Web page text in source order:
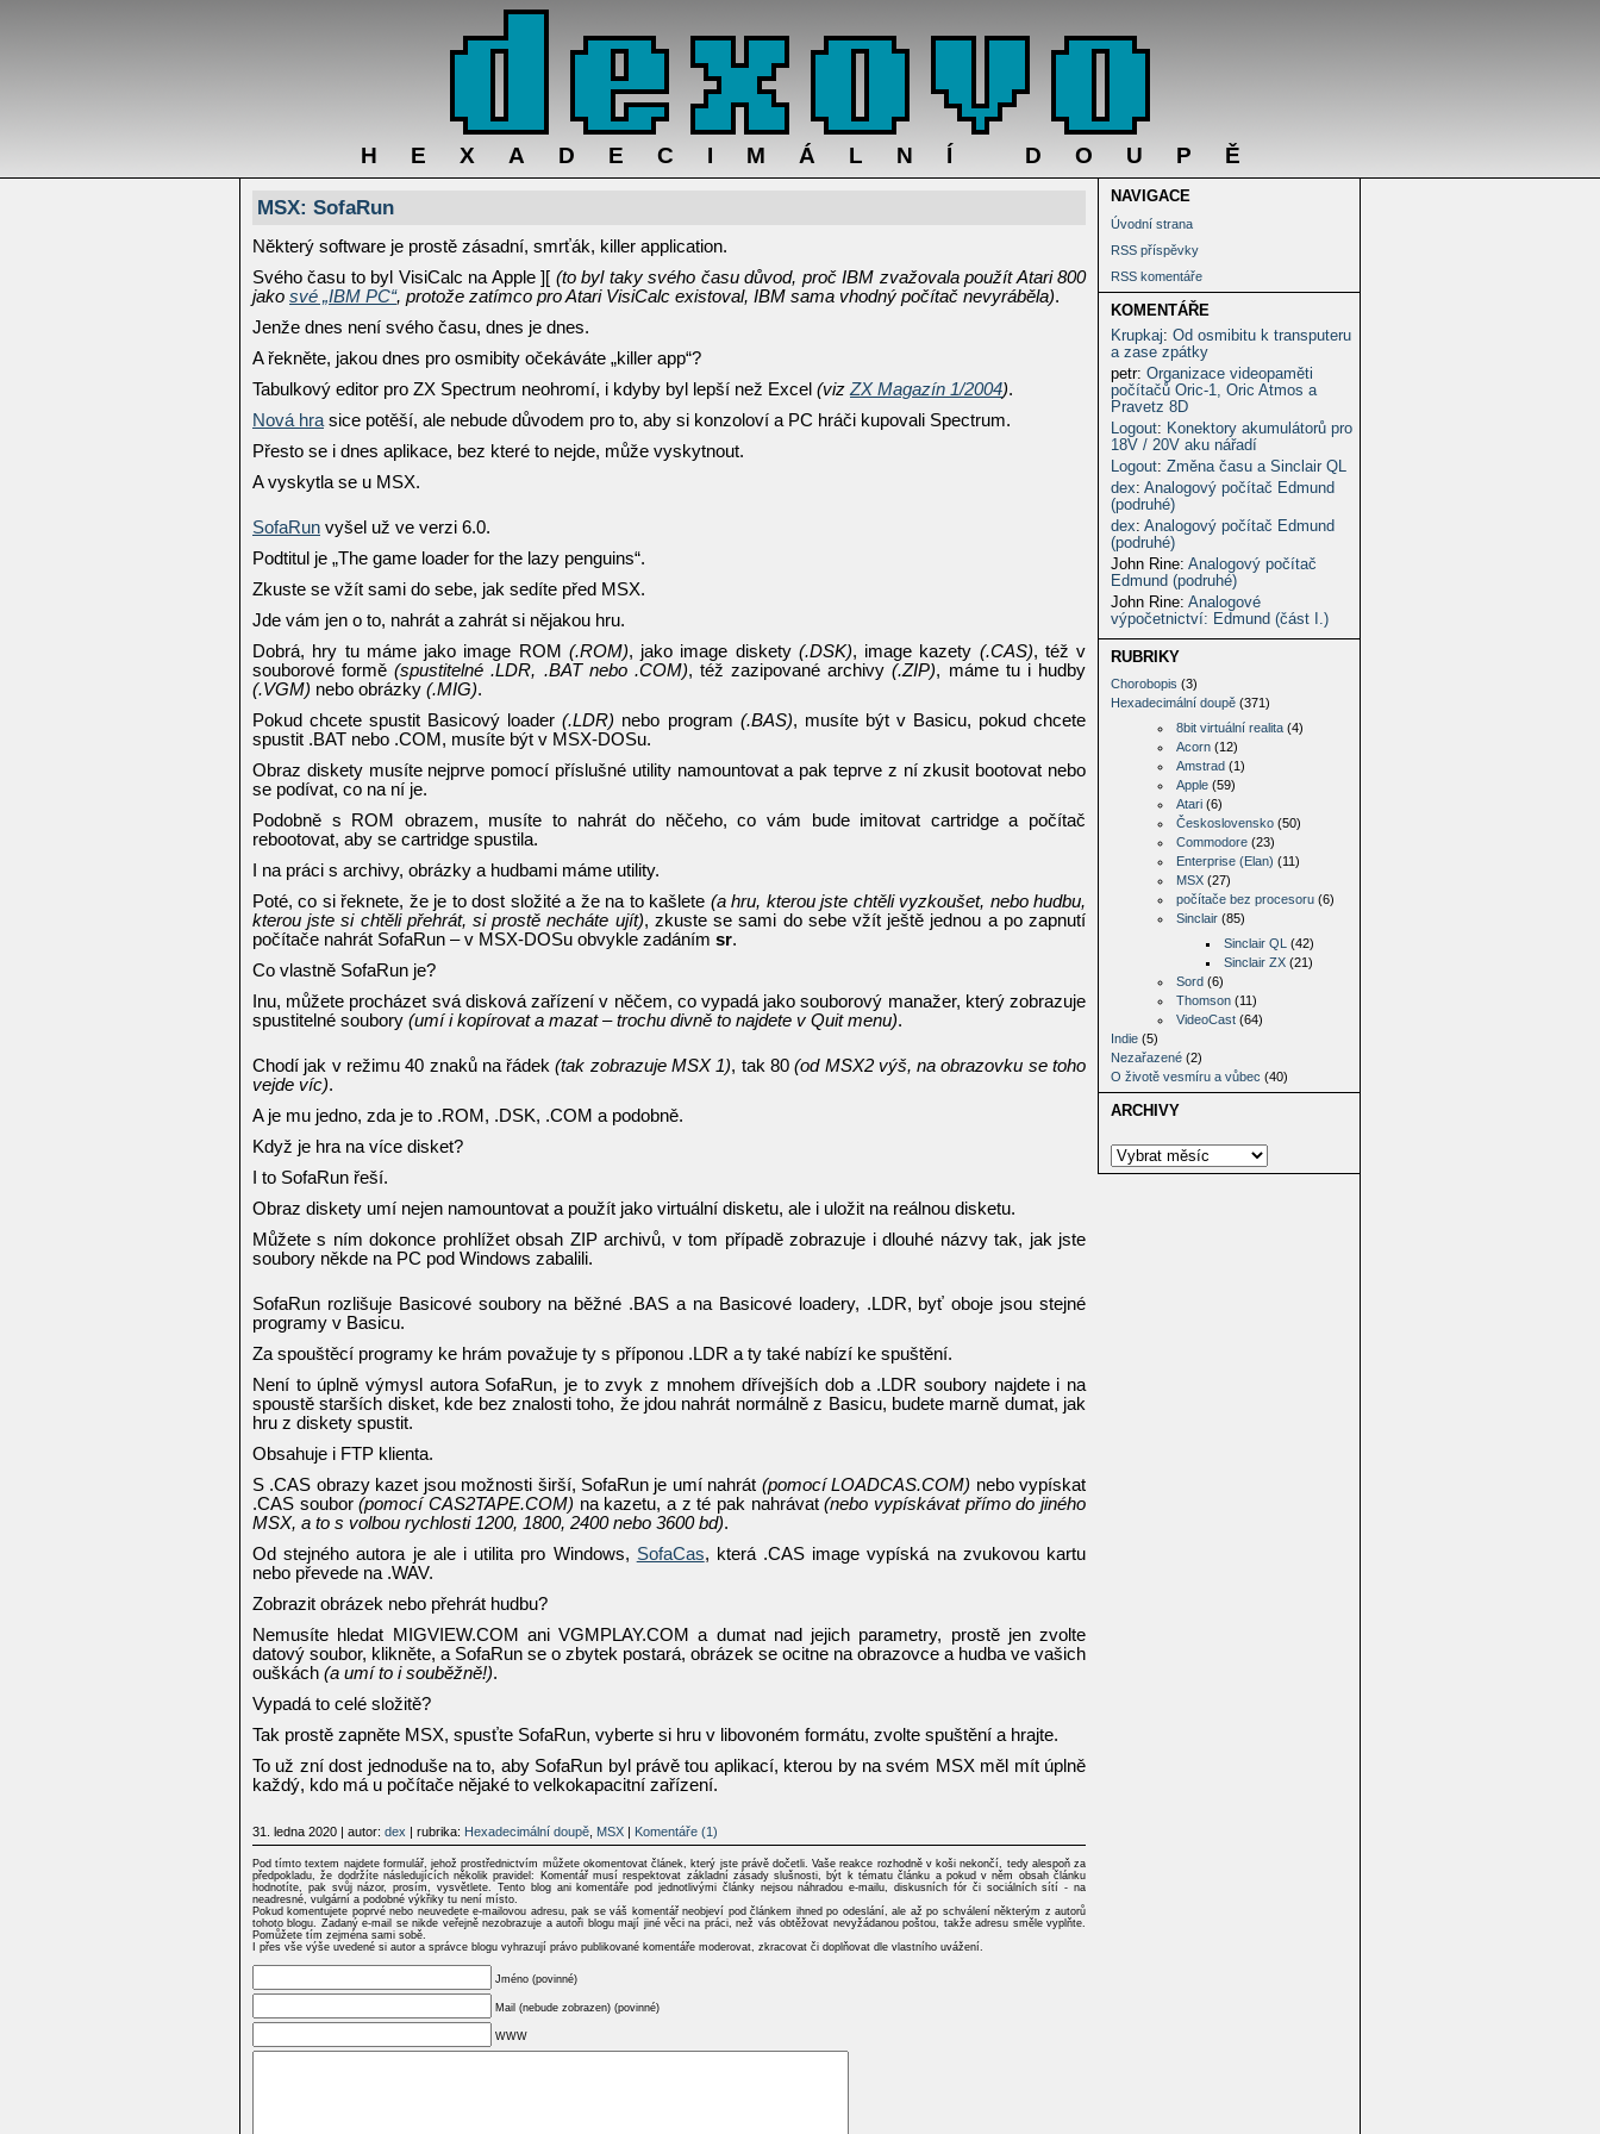
HEXADECIMÁLNÍ DOUPĚ
NAVIGACE
Úvodní strana
RSS příspěvky
RSS komentáře
KOMENTÁŘE
Krupkaj: Od osmibitu k transputeru
a zase zpátky
petr: Organizace videopaměti
počítačů Oric-1, Oric Atmos a
Pravetz 8D
Logout: Konektory akumulátorů pro
18V / 20V aku nářadí
Logout: Změna času a Sinclair QL
dex: Analogový počítač Edmund
(podruhé)
dex: Analogový počítač Edmund
(podruhé)
John Rine: Analogový počítač
Edmund (podruhé)
John Rine: Analogové
výpočetnictví: Edmund (část I.)
RUBRIKY
Chorobopis (3)
Hexadecimální doupě (371)
8bit virtuální realita(4)
Acorn(12)
Amstrad(1)
Apple(59)
Atari(6)
Československo(50)
Commodore(23)
Enterprise (Elan) (11)
MSX(27)
počítače bez procesoru(6)
Sinclair(85)
Sinclair QL (42)
Sinclair ZX(21)
Sord(6)
Thomson(11)
VideoCast(64)
Indie (5)
Nezařazené (2)
O životě vesmíru a vůbec (40)
ARCHIVY
MSX: SofaRun
Některý software je prostě zásadní, smrťák, killer application.
Svého času to byl VisiCalc na Apple ][ (to byl taky svého času důvod, proč IBM zvažovala použít Atari 800
jako své „IBM PC“, protože zatímco pro Atari VisiCalc existoval, IBM sama vhodný počítač nevyráběla).
Jenže dnes není svého času, dnes je dnes.
A řekněte, jakou dnes pro osmibity očekáváte „killer app“?
Tabulkový editor pro ZX Spectrum neohromí, i kdyby byl lepší než Excel (viz ZX Magazín 1/2004).
Nová hra sice potěší, ale nebude důvodem pro to, aby si konzoloví a PC hráči kupovali Spectrum.
Přesto se i dnes aplikace, bez které to nejde, může vyskytnout.
A vyskytla se u MSX.
SofaRun vyšel už ve verzi 6.0.
Podtitul je „The game loader for the lazy penguins“.
Zkuste se vžít sami do sebe, jak sedíte před MSX.
Jde vám jen o to, nahrát a zahrát si nějakou hru.
Dobrá, hry tu máme jako image ROM (.ROM), jako image diskety (.DSK), image kazety (.CAS), též v
souborové formě(spustitelné .LDR, .BAT nebo .COM), též zazipované archivy(.ZIP), máme tu i hudby
(.VGM) nebo obrázky (.MIG).
Pokud chcete spustit Basicový loader(.LDR) nebo program (.BAS), musíte být v Basicu, pokud chcete
spustit .BAT nebo .COM, musíte být v MSX-DOSu.
Obraz diskety musíte nejprve pomocí příslušné utility namountovat a pak teprve z ní zkusit bootovat nebo
se podívat, co na ní je.
Podobně s ROM obrazem, musíte to nahrát do něčeho, co vám bude imitovat cartridge a počítač
rebootovat, aby se cartridge spustila.
I na práci s archivy, obrázky a hudbami máme utility.
Poté, co si řeknete, že je to dost složité a že na to kašlete (a hru, kterou jste chtěli vyzkoušet, nebo hudbu,
kterou jste si chtěli přehrát, si prostě necháte ujít), zkuste se sami do sebe vžít ještě jednou a po zapnutí
počítače nahrát SofaRun – v MSX-DOSu obvykle zadáním sr.
Co vlastně SofaRun je?
Inu, můžete procházet svá disková zařízení v něčem, co vypadá jako souborový manažer, který zobrazuje
spustitelné soubory (umí i kopírovat a mazat – trochu divně to najdete v Quit menu).
Chodí jak v režimu 40 znaků na řádek(tak zobrazuje MSX 1), tak 80(od MSX2 výš, na obrazovku se toho
vejde víc).
A je mu jedno, zda je to .ROM, .DSK, .COM a podobně.
Když je hra na více disket?
I to SofaRun řeší.
Obraz diskety umí nejen namountovat a použít jako virtuální disketu, ale i uložit na reálnou disketu.
Můžete s ním dokonce prohlížet obsah ZIP archivů, v tom případě zobrazuje i dlouhé názvy tak, jak jste
soubory někde na PC pod Windows zabalili.
SofaRun rozlišuje Basicové soubory na běžné .BAS a na Basicové loadery, .LDR, byť oboje jsou stejné
programy v Basicu.
Za spouštěcí programy ke hrám považuje ty s příponou .LDR a ty také nabízí ke spuštění.
Není to úplně výmysl autora SofaRun, je to zvyk z mnohem dřívejších dob a .LDR soubory najdete i na
spoustě starších disket, kde bez znalosti toho, že jdou nahrát normálně z Basicu, budete marně dumat, jak
hru z diskety spustit.
Obsahuje i FTP klienta.
S .CAS obrazy kazet jsou možnosti širší, SofaRun je umí nahrát (pomocí LOADCAS.COM) nebo vypískat
.CAS soubor(pomocí CAS2TAPE.COM) na kazetu, a z té pak nahrávat(nebo vypískávat přímo do jiného
MSX, a to s volbou rychlosti 1200, 1800, 2400 nebo 3600 bd).
Od stejného autora je ale i utilita pro Windows, SofaCas, která .CAS image vypíská na zvukovou kartu
nebo převede na .WAV.
Zobrazit obrázek nebo přehrát hudbu?
Nemusíte hledat MIGVIEW.COM ani VGMPLAY.COM a dumat nad jejich parametry, prostě jen zvolte
datový soubor, klikněte, a SofaRun se o zbytek postará, obrázek se ocitne na obrazovce a hudba ve vašich
ouškách (a umí to i souběžně!).
Vypadá to celé složitě?
Tak prostě zapněte MSX, spusťte SofaRun, vyberte si hru v libovoném formátu, zvolte spuštění a hrajte.
To už zní dost jednoduše na to, aby SofaRun byl právě tou aplikací, kterou by na svém MSX měl mít úplně
každý, kdo má u počítače nějaké to velkokapacitní zařízení.
31. ledna 2020 | autor: dex | rubrika: Hexadecimální doupě MSX | Komentáře (1)
Pod tímto textem najdete formulář, jehož prostřednictvím můžete okomentovat článek, který jste právě dočetli. Vaše reakce rozhodně v koši nekončí, tedy alespoň za
předpokladu, že dodržíte následujících několik pravidel: Komentář musí respektovat základní zásady slušnosti, být k tématu článku a pokud v něm obsah článku
hodnotíte, pak svůj názor, prosím, vysvětlete. Tento blog ani komentáře pod jednotlivými články nejsou náhradou e-mailu, diskusních fór či sociálních sítí - na
neadresné, vulgární a podobné výkřiky tu není místo.
Pokud komentujete poprvé nebo neuvedete e-mailovou adresu, pak se váš komentář neobjeví pod článkem ihned po odeslání, ale až po schválení některým z autorů
tohoto blogu. Zadaný e-mail se nikde veřejně nezobrazuje a autoři blogu mají jiné věci na práci, než vás obtěžovat nevyžádanou poštou, takže adresu směle vyplňte.
Pomůžete tím zejména sami sobě.
I přes vše výše uvedené si autor a správce blogu vyhrazují právo publikované komentáře moderovat, zkracovat či doplňovat dle vlastního uvážení.
Jméno (povinné)
Mail (nebude zobrazen) (povinné)
WWW